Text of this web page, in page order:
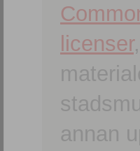
licenser
annan